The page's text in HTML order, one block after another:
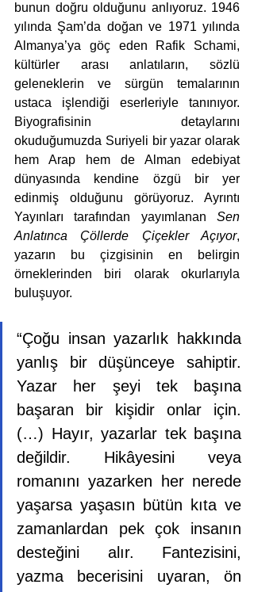
bunun doğru olduğunu anlıyoruz. 1946
yılında Şam’da doğan ve 1971 yılında
Almanya’ya göç eden Rafik Schami,
kültürler arası anlatıların, sözlü
geleneklerin ve sürgün temalarının
ustaca işlendiği eserleriyle tanınıyor.
Biyografisinin detaylarını
okuduğumuzda Suriyeli bir yazar olarak
hem Arap hem de Alman edebiyat
dünyasında kendine özgü bir yer
edinmiş olduğunu görüyoruz. Ayrıntı
Yayınları tarafından yayımlanan Sen
Anlatınca Çöllerde Çiçekler Açıyor,
yazarın bu çizgisinin en belirgin
örneklerinden biri olarak okurlarıyla
buluşuyor.
“Çoğu insan yazarlık hakkında
yanlış bir düşünceye sahiptir.
Yazar her şeyi tek başına
başaran bir kişidir onlar için.
(…) Hayır, yazarlar tek başına
değildir. Hikâyesini veya
romanını yazarken her nerede
yaşarsa yaşasın bütün kıta ve
zamanlardan pek çok insanın
desteğini alır. Fantezisini,
yazma becerisini uyaran, ön